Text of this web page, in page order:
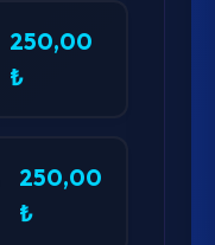
250,00
₺
250,00
₺